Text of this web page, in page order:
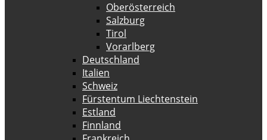
Oberösterreich
Salzburg
Tirol
Vorarlberg
Deutschland
Italien
Schweiz
Fürstentum Liechtenstein
Estland
Finnland